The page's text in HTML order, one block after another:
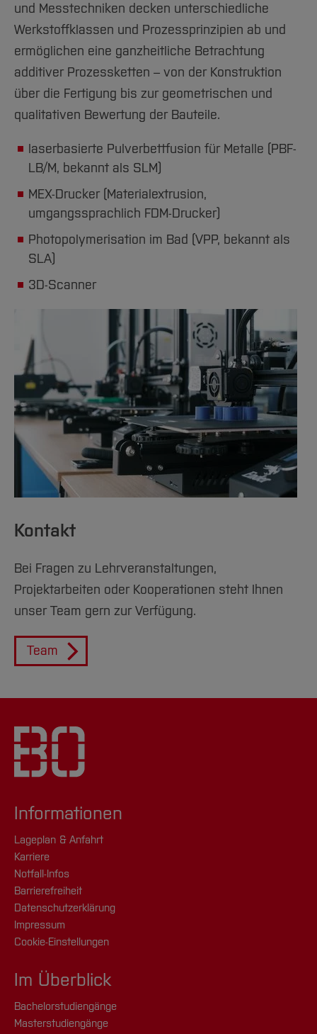
und Messtechniken decken unterschiedliche
Werkstoffklassen und Prozessprinzipien ab und
ermöglichen eine ganzheitliche Betrachtung
additiver Prozessketten – von der Konstruktion
über die Fertigung bis zur geometrischen und
qualitativen Bewertung der Bauteile.
laserbasierte Pulverbettfusion für Metalle (PBF-
LB/M, bekannt als SLM)
MEX-Drucker (Materialextrusion,
umgangssprachlich FDM-Drucker)
Photopolymerisation im Bad (VPP, bekannt als
SLA)
3D-Scanner
Kontakt
Bei Fragen zu Lehrveranstaltungen,
Projektarbeiten oder Kooperationen steht Ihnen
unser Team gern zur Verfügung.
Team
Informationen
Lageplan & Anfahrt
Karriere
Notfall-Infos
Barrierefreiheit
Datenschutzerklärung
Impressum
Cookie-Einstellungen
Im Überblick
Bachelorstudiengänge
Masterstudiengänge